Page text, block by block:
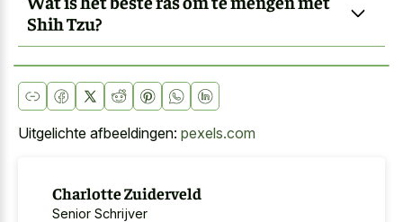
Shih Tzu?
Uitgelichte afbeeldingen: pexels.com
Charlotte Zuiderveld
Senior Schrijver